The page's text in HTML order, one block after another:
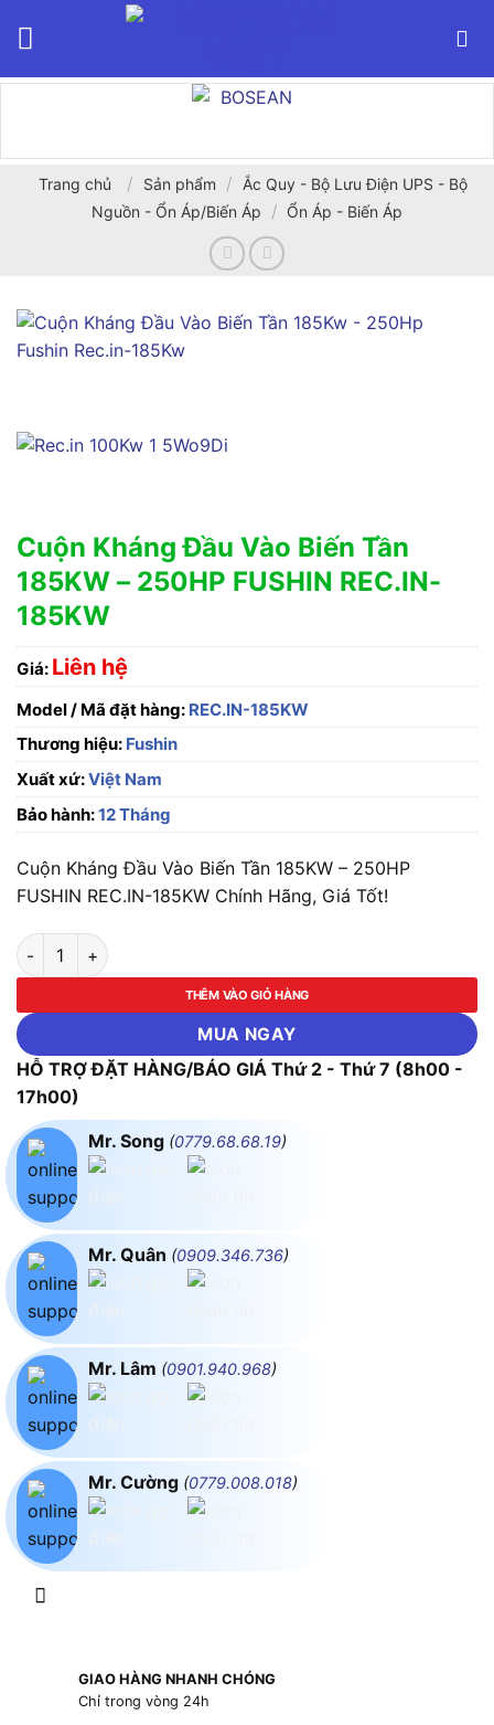
Trang chủ / Sản phẩm /
Ắc Quy - Bộ Lưu Điện UPS - Bộ
Nguồn - Ổn Áp/Biến Áp
/ Ổn Áp - Biến Áp
Cuộn Kháng Đầu Vào Biến Tần
185KW – 250HP FUSHIN REC.IN-
185KW
Giá: Liên hệ
Model / Mã đặt hàng: REC.IN-185KW
Thương hiệu: Fushin
Xuất xứ:Việt Nam
Bảo hành:12 Tháng
Cuộn Kháng Đầu Vào Biến Tần 185KW – 250HP
FUSHIN REC.IN-185KW Chính Hãng, Giá Tốt!
Cuộn Kháng Đầu Vào Biến Tần 185KW - 250HP FUSHIN
THÊM VÀO GIỎ HÀNG
MUA NGAY
HỖ TRỢ ĐẶT HÀNG/BÁO GIÁ Thứ 2 - Thứ 7 (8h00 -
17h00)
Mr. Song (0779.68.68.19)
Mr. Quân (0909.346.736)
Mr. Lâm (0901.940.968)
Mr. Cường (0779.008.018)
GIAO HÀNG NHANH CHÓNG
Chỉ trong vòng 24h